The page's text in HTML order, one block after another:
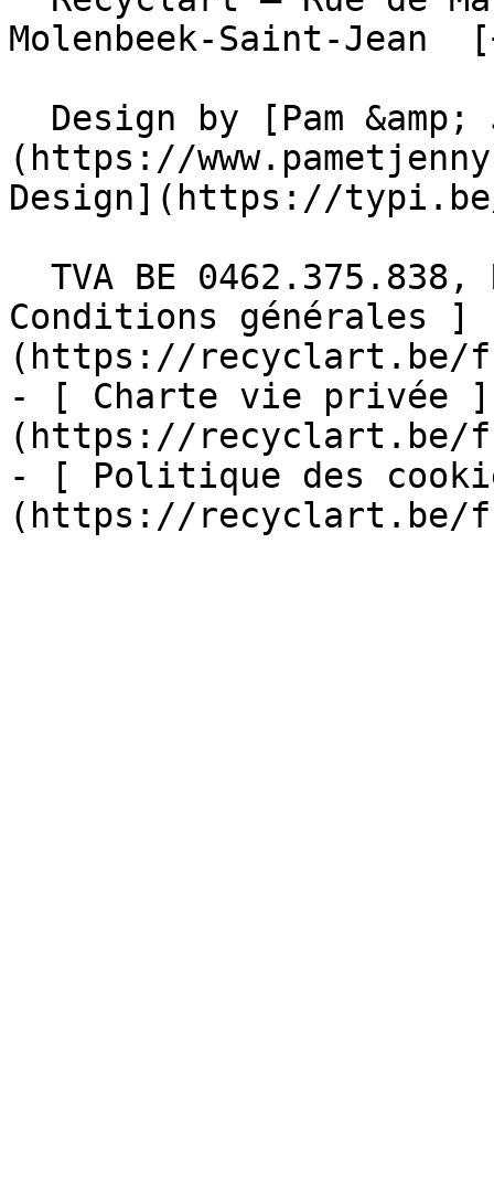
Molenbeek-Saint-
(https://
Design](https://
Conditions générales ]
(https://recyclart.be/
- [ Charte vie privée ]
(https://recyclart.be/
- [ Politique des